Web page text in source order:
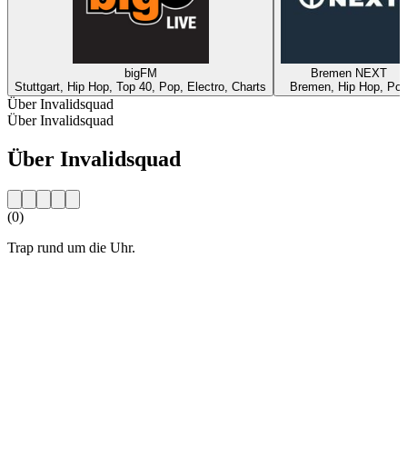
bigFM
Stuttgart, Hip Hop, Top 40, Pop, Electro, Charts
Bremen NEXT
Bremen, Hip Hop, Pop
Über Invalidsquad
Über Invalidsquad
Über Invalidsquad
(0)
Trap rund um die Uhr.